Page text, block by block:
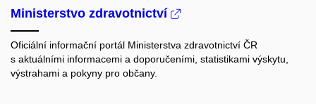
Ministerstvo zdravotnictví
Oficiální informační portál Ministerstva zdravotnictví ČR
s aktuálními informacemi a doporučeními, statistikami výskytu,
výstrahami a pokyny pro občany.